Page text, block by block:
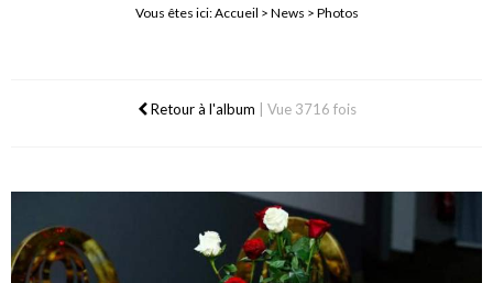
Vous êtes ici:Accueil > News > Photos
Retour à l'album Vue 3716 fois